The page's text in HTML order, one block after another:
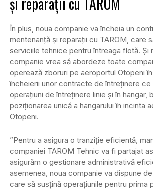
În plus, noua companie va încheia un
mentenanță și reparații cu TAROM, care
serviciile tehnice pentru întreaga flotă. Și
companie vrea să abordeze toate
operează zboruri pe aeroportul Otopeni
încheierii unor contracte de întreținere ce
operațiuni de întreținere linie și în hangar,
poziționarea unică a hangarului în incinta
Otopeni.
”Pentru a asigura o tranziție eficientă,
companiei TAROM Tehnic va fi partajat
asigurăm o gestionare administrativă
asemenea, noua companie va dispune
care să susțină operațiunile pentru prima